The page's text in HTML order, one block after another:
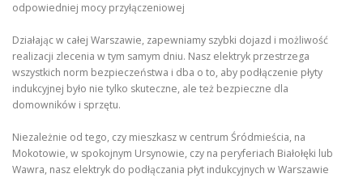
odpowiedniej mocy przyłączeniowej
Działając w całej Warszawie, zapewniamy szybki dojazd i możliwość
realizacji zlecenia w tym samym dniu. Nasz elektryk przestrzega
wszystkich norm bezpieczeństwa i dba o to, aby podłączenie płyty
indukcyjnej było nie tylko skuteczne, ale też bezpieczne dla
domowników i sprzętu.
Niezależnie od tego, czy mieszkasz w centrum Śródmieścia, na
Mokotowie, w spokojnym Ursynowie, czy na peryferiach Białołęki lub
Wawra, nasz elektryk do podłączania płyt indukcyjnych w Warszawie